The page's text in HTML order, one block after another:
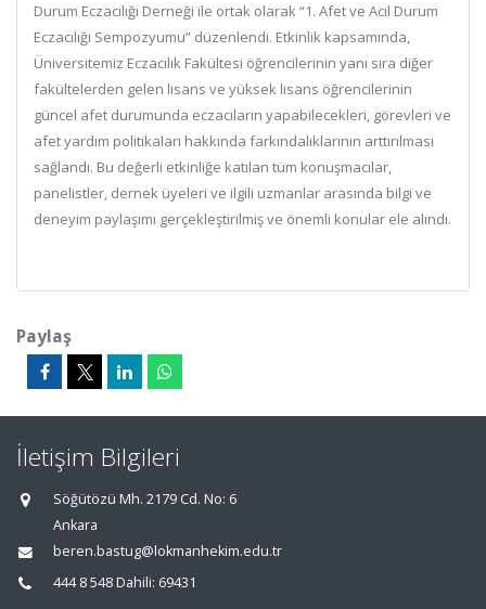
Durum Eczacılığı Derneği ile ortak olarak “1. Afet ve Acil Durum
Eczacılığı Sempozyumu” düzenlendi. Etkinlik kapsamında,
Üniversitemiz Eczacılık Fakültesi öğrencilerinin yanı sıra diğer
fakültelerden gelen lisans ve yüksek lisans öğrencilerinin
güncel afet durumunda eczacıların yapabilecekleri, görevleri ve
afet yardım politikaları hakkında farkındalıklarının arttırılması
sağlandı. Bu değerli etkinliğe katılan tüm konuşmacılar,
panelistler, dernek üyeleri ve ilgili uzmanlar arasında bilgi ve
deneyim paylaşımı gerçekleştirilmiş ve önemli konular ele alındı.
Paylaş
İletişim Bilgileri
Söğütözü Mh. 2179 Cd. No: 6
Ankara
beren.bastug@lokmanhekim.edu.tr
444 8 548 Dahili: 69431